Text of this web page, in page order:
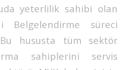
yeterlilik sahibi olan
Belgelendirme süreci
Bu hususta tüm sektör
sahiplerini servis